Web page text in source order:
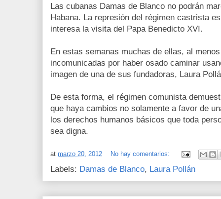
Las cubanas Damas de Blanco no podrán
Habana. La represión del régimen castrista
interesa la visita del Papa Benedicto XVI.
En estas semanas muchas de ellas, al
incomunicadas por haber osado caminar
imagen de una de sus fundadoras, Laura
De esta forma, el régimen comunista
que haya cambios no solamente a favor de
los derechos humanos básicos que toda
sea digna.
at marzo 20, 2012 No hay comentarios:
Labels: Damas de Blanco, Laura Pollán